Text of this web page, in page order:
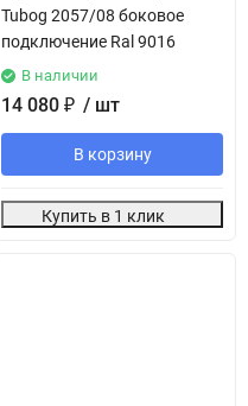
Tubog 2057/08 боковое
подключение Ral 9016
В наличии
14 080 ₽ / шт
В корзину
Купить в 1 клик